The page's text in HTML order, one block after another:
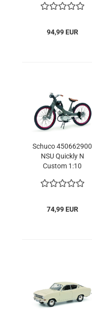
Modelauto
94,99 EUR
Schuco 450662900
NSU Quickly N
Custom 1:10
74,99 EUR